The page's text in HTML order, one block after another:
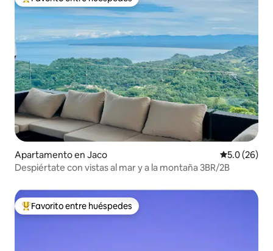
Favorito entre huéspedes preferido
Apartamento en Jaco Calificación
5.0 (26)
Despiértate con vistas al mar y a la montaña 3BR/2B
Favorito entre huéspedes preferido
Favorito entre huéspedes